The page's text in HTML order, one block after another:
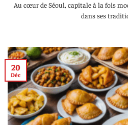
Au cœur de Séoul, capitale à la fois
dans ses
20
Déc